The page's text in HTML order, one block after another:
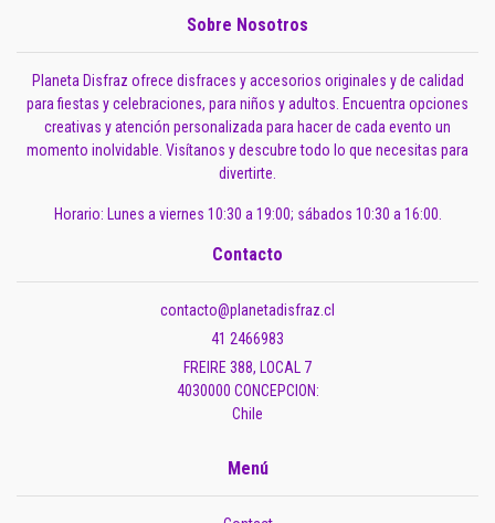
Sobre Nosotros
Planeta Disfraz ofrece disfraces y accesorios originales y de calidad
para fiestas y celebraciones, para niños y adultos. Encuentra opciones
creativas y atención personalizada para hacer de cada evento un
momento inolvidable. Visítanos y descubre todo lo que necesitas para
divertirte.
Horario: Lunes a viernes 10:30 a 19:00; sábados 10:30 a 16:00.
Contacto
contacto@planetadisfraz.cl
41 2466983
FREIRE 388, LOCAL 7
4030000 CONCEPCION:
Chile
Menú